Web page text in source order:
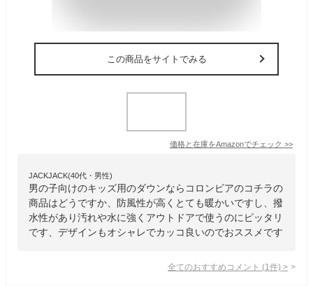
この商品をサイトでみる
価格と在庫をAmazonでチェック >>
JACKJACK(40代・男性)
男の子向けのキッズ用のダウンならコロンビアのコチラの
商品はどうですか、防風性が高くとても暖かいですし、撥
水性があり汚れや水に強くアウトドアで使うのにピッタリ
です、デザインもオシャレでカッコ良いのでおススメです
全てのおすすめコメント (1 件) >